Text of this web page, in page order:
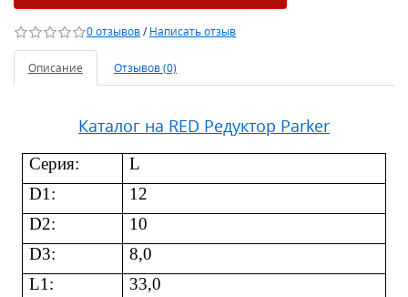
0 отзывов/Написать отзыв
Описание Отзывов (0)
Каталог на RED Редуктор Parker
Серия:
L
D1:
12
D2:
10
D3:
8,0
L1:
33,0